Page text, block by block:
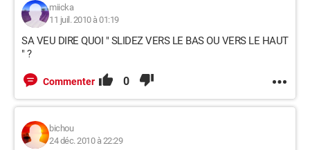
miicka
11 juil. 2010 à 01:19
SA VEU DIRE QUOI " SLIDEZ VERS LE BAS OU VERS LE HAUT
" ?
Commenter 0
bichou
24 déc. 2010 à 22:29